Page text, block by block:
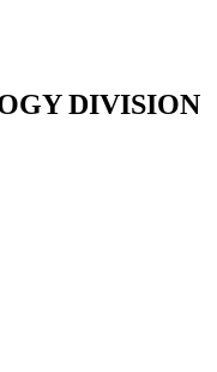
DIVISION